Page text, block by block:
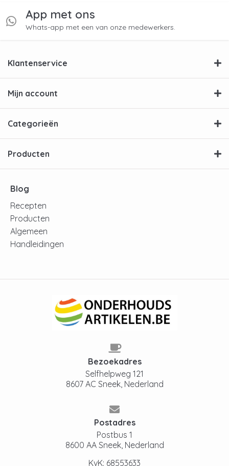
App met ons
Whats-app met een van onze medewerkers.
Klantenservice
Mijn account
Categorieën
Producten
Blog
Recepten
Producten
Algemeen
Handleidingen
Bezoekadres
Selfhelpweg 121
8607 AC Sneek, Nederland
Postadres
Postbus 1
8600 AA Sneek, Nederland
KvK: 68553633